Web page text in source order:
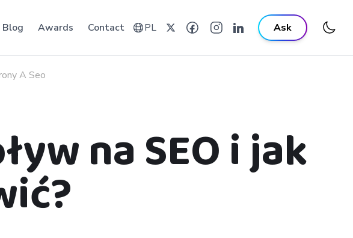
Blog Awards Contact PL Ask
A Seo
na SEO i jak